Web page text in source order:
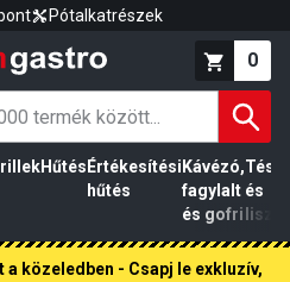
Pótalkatrészek
0
Hűtés Értékesítési
hűtés
Kávézó,
fagylalt
és gofri
és
liszt
közeledben - Csapj le exkluzív,